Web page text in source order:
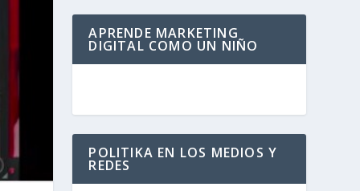
APRENDE MARKETING
DIGITAL COMO UN NIÑO
POLITIKA EN LOS MEDIOS Y
REDES